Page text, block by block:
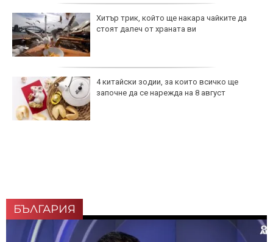
Хитър трик, който ще накара чайките да
стоят далеч от храната ви
4 китайски зодии, за които всичко ще
започне да се нарежда на 8 август
БЪЛГАРИЯ